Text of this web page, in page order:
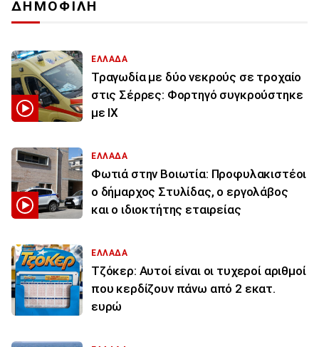
ΔΗΜΟΦΙΛΗ
ΕΛΛΑΔΑ
Τραγωδία με δύο νεκρούς σε τροχαίο
στις Σέρρες: Φορτηγό συγκρούστηκε
με ΙΧ
ΕΛΛΑΔΑ
Φωτιά στην Βοιωτία: Προφυλακιστέοι
ο δήμαρχος Στυλίδας, ο εργολάβος
και ο ιδιοκτήτης εταιρείας
ΕΛΛΑΔΑ
Τζόκερ: Αυτοί είναι οι τυχεροί αριθμοί
που κερδίζουν πάνω από 2 εκατ.
ευρώ